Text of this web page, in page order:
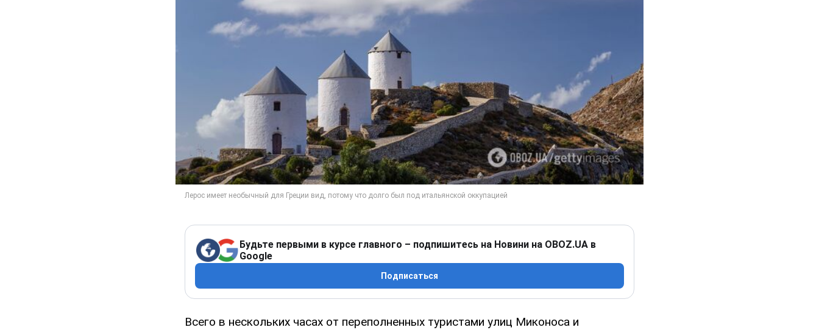
Будьте первыми в курсе главного – подпишитесь на Новини на OBOZ.UA в
Google
Подписаться
Всего в нескольких часах от переполненных туристами улиц Миконоса и